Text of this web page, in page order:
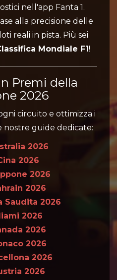
nell'app Fanta 1.
alla precisione delle
reali in pista. Più sei
Mondiale F1!
Premi della
2026
circuito e ottimizza i
nostre guide dedicate:
2026
2026
2026
2026
Saudita 2026
2026
2026
2026
2026
2026